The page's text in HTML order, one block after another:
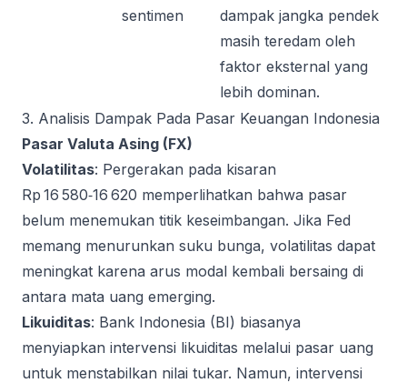
sentimen
dampak jangka pendek
masih teredam oleh
faktor eksternal yang
lebih dominan.
3. Analisis Dampak Pada Pasar Keuangan Indonesia
Pasar Valuta Asing (FX)
Volatilitas: Pergerakan pada kisaran
Rp 16 580‑16 620 memperlihatkan bahwa pasar
belum menemukan titik keseimbangan. Jika Fed
memang menurunkan suku bunga, volatilitas dapat
meningkat karena arus modal kembali bersaing di
antara mata uang emerging.
Likuiditas: Bank Indonesia (BI) biasanya
menyiapkan intervensi likuiditas melalui pasar uang
untuk menstabilkan nilai tukar. Namun, intervensi